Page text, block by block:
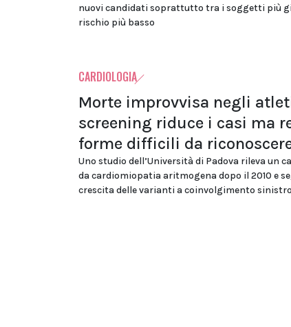
nuovi candidati soprattutto tra i soggetti più
rischio più basso
CARDIOLOGIA
Morte improvvisa negli
screening riduce i casi ma
forme difficili da
Uno studio dell’Università di Padova rileva un
da cardiomiopatia aritmogena dopo il 2010 e
crescita delle varianti a coinvolgimento sinistro